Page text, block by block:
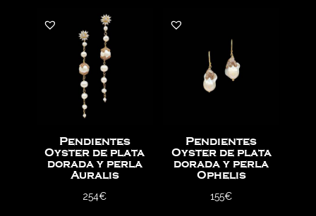
Pendientes
Oyster de plata
dorada y perla
Auralis
254€
Pendientes
Oyster de plata
dorada y perla
Ophelis
155€